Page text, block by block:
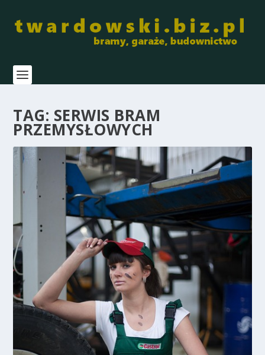
TAG: SERWIS BRAM
PRZEMYSŁOWYCH